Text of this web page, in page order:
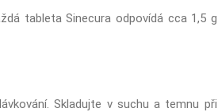
tableta Sinecura odpovídá cca 1,5 g
Skladujte v suchu a temnu při